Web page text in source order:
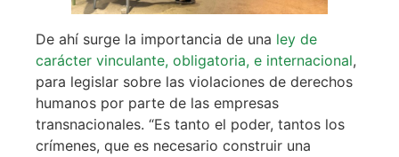
De ahí surge la importancia de una ley de
carácter vinculante, obligatoria, e internacional,
para legislar sobre las violaciones de derechos
humanos por parte de las empresas
transnacionales. “Es tanto el poder, tantos los
crímenes, que es necesario construir una